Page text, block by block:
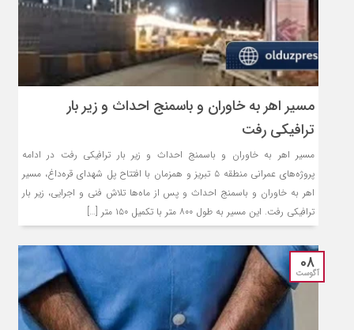
مسیر اهر به خاوران و باسمنج احداث و زیر بار
ترافیکی رفت
مسیر اهر به خاوران و باسمنج احداث و زیر بار ترافیکی رفت در ادامه
پروژه‌های عمرانی منطقه ۵ تبریز و همزمان با افتتاح پل شهدای قره‌داغ، مسیر
اهر به خاوران و باسمنج احداث و پس از ماه‌ها تلاش فنی و اجرایی، زیر بار
ترافیکی رفت. این مسیر به طول ۸۰۰ متر با تکمیل ۱۵۰ متر […]
08
آگوست